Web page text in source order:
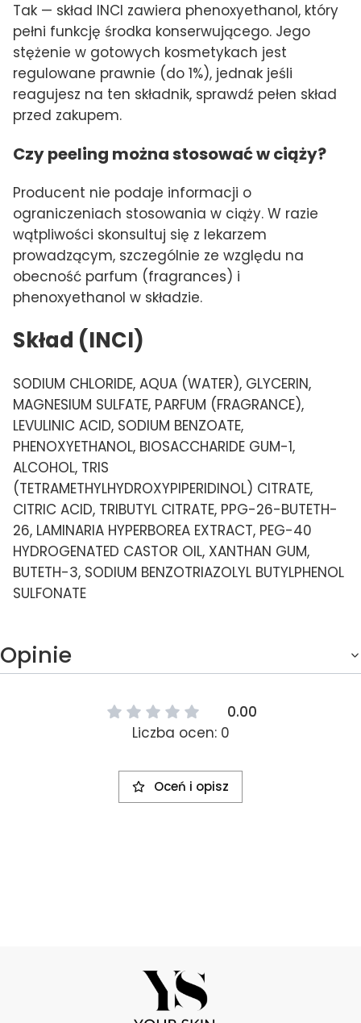
Tak — skład INCI zawiera phenoxyethanol, który
pełni funkcję środka konserwującego. Jego
stężenie w gotowych kosmetykach jest
regulowane prawnie (do 1%), jednak jeśli
reagujesz na ten składnik, sprawdź pełen skład
przed zakupem.
Czy peeling można stosować w ciąży?
Producent nie podaje informacji o
ograniczeniach stosowania w ciąży. W razie
wątpliwości skonsultuj się z lekarzem
prowadzącym, szczególnie ze względu na
obecność parfum (fragrances) i
phenoxyethanol w składzie.
Skład (INCI)
SODIUM CHLORIDE, AQUA (WATER), GLYCERIN,
MAGNESIUM SULFATE, PARFUM (FRAGRANCE),
LEVULINIC ACID, SODIUM BENZOATE,
PHENOXYETHANOL, BIOSACCHARIDE GUM-1,
ALCOHOL, TRIS
(TETRAMETHYLHYDROXYPIPERIDINOL) CITRATE,
CITRIC ACID, TRIBUTYL CITRATE, PPG-26-BUTETH-
26, LAMINARIA HYPERBOREA EXTRACT, PEG-40
HYDROGENATED CASTOR OIL, XANTHAN GUM,
BUTETH-3, SODIUM BENZOTRIAZOLYL BUTYLPHENOL
SULFONATE
Opinie
0.00
Liczba ocen: 0
Oceń i opisz